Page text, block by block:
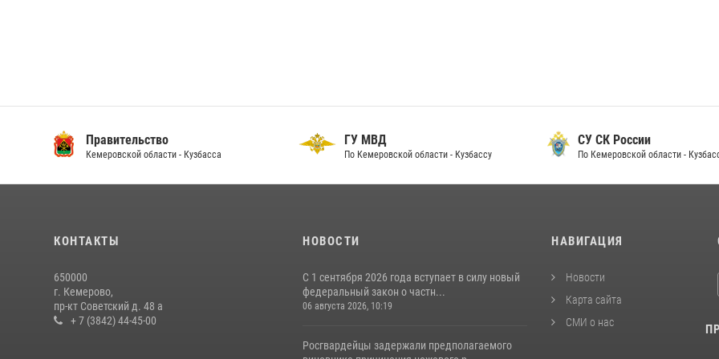
Правительство
Кемеровской области - Кузбасса
ГУ МВД
По Кемеровской области - Кузбассу
СУ СК России
По Кемеровской области -
КОНТАКТЫ
650000
г. Кемерово,
пр-кт Советский д. 48 а
+ 7 (3842) 44-45-00
НОВОСТИ
С 1 сентября 2026 года вступает в силу новый
федеральный закон о частн...
06 августа 2026, 10:19
Росгвардейцы задержали предполагаемого
НАВИГАЦИЯ
Новости
Карта сайта
СМИ о нас